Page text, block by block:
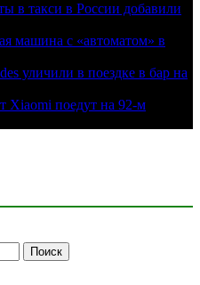
в такси в России добавили
машина с «автоматом» в
уличили в поездке в бар на
Xiaomi поедут на 92-м